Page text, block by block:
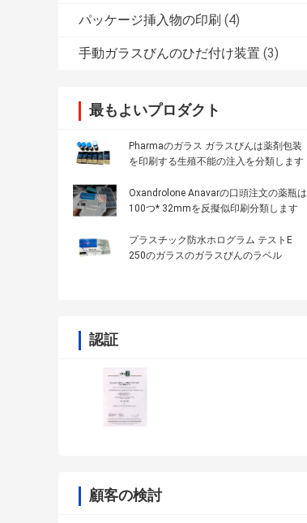
パッケージ挿入物の印刷 (4)
手動ガラスびんのひだ付け装置 (3)
最もよいプロダクト
Pharmaのガラス ガラスびんは薬剤包装
を印刷する生殖不能の注入を分類します
Oxandrolone Anavarの口頭注文の薬瓶は
100つ* 32mmを反擬似印刷分類します
プラスチック防水ホログラム テストE
250のガラスのガラスびんのラベル
認証
顧客の検討